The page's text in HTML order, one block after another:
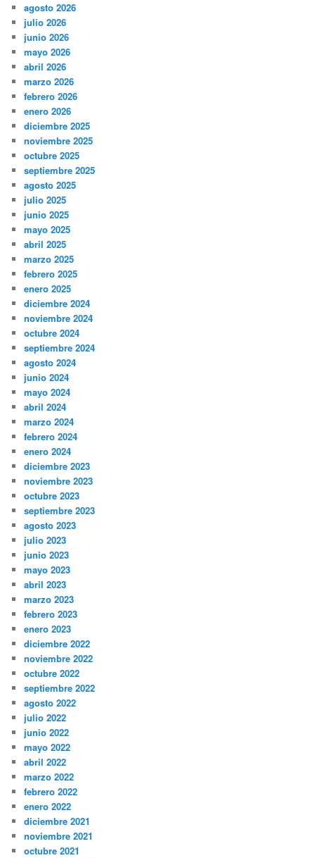
agosto 2026
julio 2026
junio 2026
mayo 2026
abril 2026
marzo 2026
febrero 2026
enero 2026
diciembre 2025
noviembre 2025
octubre 2025
septiembre 2025
agosto 2025
julio 2025
junio 2025
mayo 2025
abril 2025
marzo 2025
febrero 2025
enero 2025
diciembre 2024
noviembre 2024
octubre 2024
septiembre 2024
agosto 2024
junio 2024
mayo 2024
abril 2024
marzo 2024
febrero 2024
enero 2024
diciembre 2023
noviembre 2023
octubre 2023
septiembre 2023
agosto 2023
julio 2023
junio 2023
mayo 2023
abril 2023
marzo 2023
febrero 2023
enero 2023
diciembre 2022
noviembre 2022
octubre 2022
septiembre 2022
agosto 2022
julio 2022
junio 2022
mayo 2022
abril 2022
marzo 2022
febrero 2022
enero 2022
diciembre 2021
noviembre 2021
octubre 2021